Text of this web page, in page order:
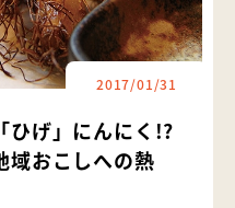
2017/01/31
ひげ」にんにく!?
域おこしへの熱